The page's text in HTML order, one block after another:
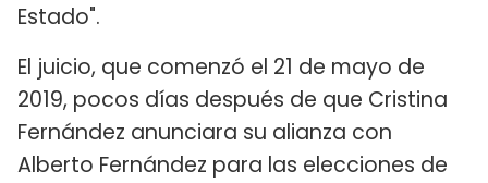
Estado".
El juicio, que comenzó el 21 de mayo de
2019, pocos días después de que Cristina
Fernández anunciara su alianza con
Alberto Fernández para las elecciones de